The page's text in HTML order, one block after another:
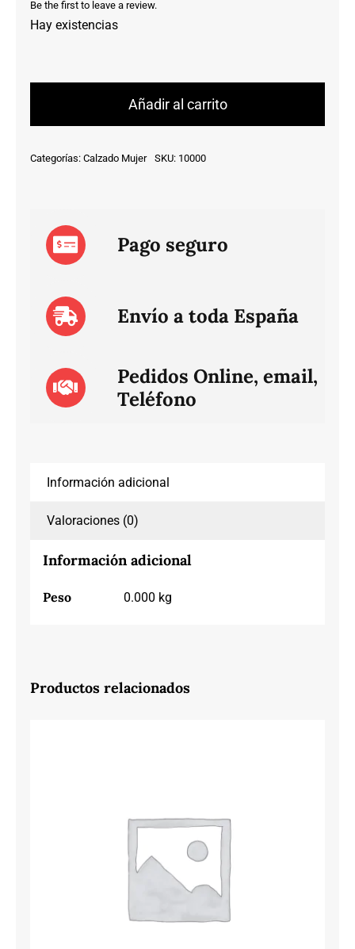
Be the first to leave a review.
Hay existencias
cantidad
Añadir al carrito
Categorías: Calzado Mujer SKU: 10000
Pago seguro
Envío a toda España
Pedidos Online, email,
Teléfono
Información adicional
Valoraciones (0)
Información adicional
Peso 0.000 kg
Productos relacionados
50146 ARENA 968